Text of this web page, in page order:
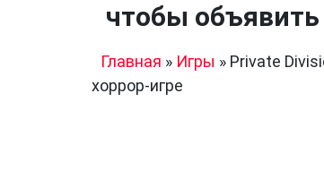
чтобы
Главная » Игры » Private
хоррор-игре